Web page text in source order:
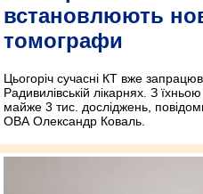
встановлюють
томографи
Цьогоріч сучасні КТ вже
Радивилівській лікарнях. З
майже 3 тис. досліджень,
ОВА Олександр Коваль.